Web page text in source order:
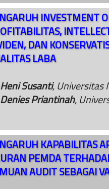
INVESTMENT
DAN
LABA
Heni Susanti, Universitas
Denies Priantinah,
KAPABILITAS
PEMDA
AUDIT SEBAGAI